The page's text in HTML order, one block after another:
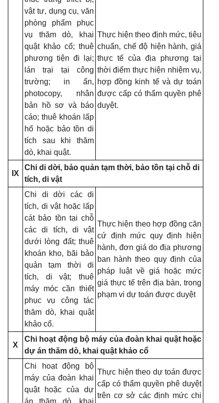
vật tư, dụng cụ, văn
phòng phẩm phục
vụ thăm dò, khai
quật khảo cổ; thuê
phương tiện đi lại;
lán trại tại công
trường; in ấn,
photocopy, nhân
bản hồ sơ và báo
cáo; thuê khoán lấp
hố hoặc bảo tồn di
tích sau khi thăm
dò, khai quật.
Thực hiện theo định mức, tiêu
chuẩn, chế độ hiện hành, giá
thực tế của địa phương tại
thời điểm thực hiện nhiệm vụ,
hợp đồng kinh tế và dự toán
được cấp có thẩm quyền phê
duyệt.
IX
Chi di dời, bảo quản tạm thời, bảo tồn tại chỗ di
tích, di vật
Chi di dời các di
tích, di vật hoặc lấp
cát bảo tồn tại chỗ
các di tích, di vật
dưới lòng đất; thuê
khoán kho, bãi bảo
quản tạm thời di
tích, di vật; thuê
máy móc cần thiết
phục vụ công tác
thăm dò, khai quật
khảo cổ.
Thực hiện theo hợp đồng căn
cứ định mức quy định hiện
hành, đơn giá do địa phương
ban hành theo quy định của
pháp luật về giá hoặc mức
giá thực tế trên địa bàn, trong
phạm vi dự toán được duyệt
X
Chi hoạt động bộ máy của đoàn khai quật hoặc
dự án thăm dò, khai quật khảo cổ
Chi hoạt động bộ
máy của đoàn khai
quật hoặc của dự
án thăm dò, khai
Thực hiện theo dự toán được
cấp có thẩm quyền phê duyệt
trên cơ sở các định mức chi